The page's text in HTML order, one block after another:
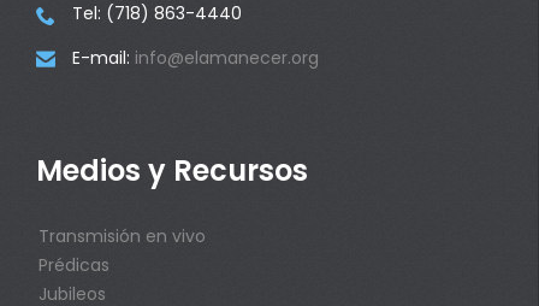
 Tel: (718) 863-4440
 E-mail: info@elamanecer.org
Medios y Recursos
Transmisión en vivo
Prédicas
Jubileos